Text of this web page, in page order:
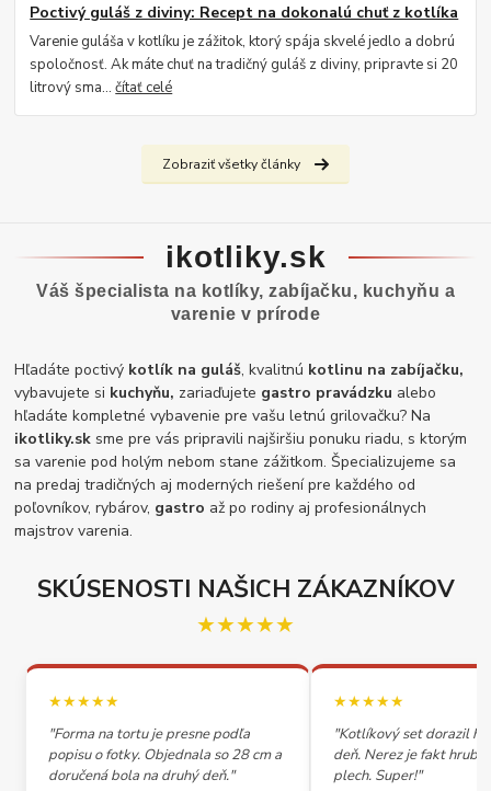
Poctivý guláš z diviny: Recept na dokonalú chuť z kotlíka
Varenie guláša v kotlíku je zážitok, ktorý spája skvelé jedlo a dobrú
spoločnosť. Ak máte chuť na tradičný guláš z diviny, pripravte si 20
litrový sma...čítať celé
Zobraziť všetky články
ikotliky.sk
Váš špecialista na kotlíky, zabíjačku, kuchyňu a
varenie v prírode
Hľadáte poctivý kotlík na guláš, kvalitnú kotlinu na zabíjačku,
vybavujete si kuchyňu, zariaďujete gastro pravádzku alebo
hľadáte kompletné vybavenie pre vašu letnú grilovačku? Na
ikotliky.sk sme pre vás pripravili najširšiu ponuku riadu, s ktorým
sa varenie pod holým nebom stane zážitkom. Špecializujeme sa
na predaj tradičných aj moderných riešení pre každého od
poľovníkov, rybárov, gastro až po rodiny aj profesionálnych
majstrov varenia.
SKÚSENOSTI NAŠICH ZÁKAZNÍKOV
★★★★★
★★★★★
"Forma na tortu je presne podľa
popisu o fotky. Objednala so 28 cm a
doručená bola na druhý deň."
★★★★★
"Kotlíkový set dorazil
deň. Nerez je fakt
plech. Super!"